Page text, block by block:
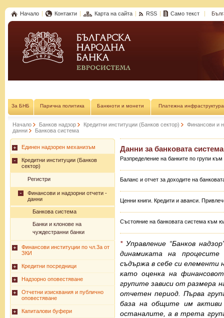
Начало Контакти Карта на сайта RSS Само текст
За БНБ Парична политика Банкноти и монети Платежна инфраструктура
Начало Банков надзор Кредитни институции (Банков сектор)
Финансови и
данни
Банкова система
Единен надзорен механизъм
Кредитни институции (Банков
сектор)
Регистри
Финансови и надзорни отчети -
данни
Банкова система
Банки и клонове на
чуждестранни банки
Финансови институции по чл.3а от
ЗКИ
Кредитни посредници
Надзорно оповестяване
Отчетни изисквания и публично
оповестяване
Капиталови буфери
Данни за банковата
Разпределение на банките по групи към
Баланс и отчет за доходите на
Ценни книги. Кредити и аванси.
Състояние на банковата система към
*Управление “Банков
динамиката на
съдържа в себе си елементи
като оценка на
групите зависи от размера
отчетен период. Първа
база на общите им
останалите, а в трета